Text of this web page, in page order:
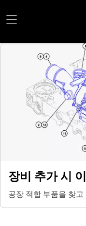
장비 추가 시
공장 적합 부품을 찾